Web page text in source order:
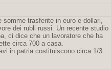
trasferite in euro e dollari,
dei rubli russi. Un recente studio
ci dice che un lavoratore che ha
circa 700 a casa.
in patria costituiscono circa 1/3